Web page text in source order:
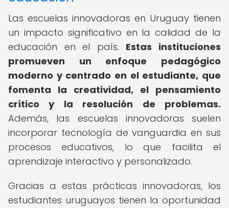
Las escuelas innovadoras en Uruguay tienen
un impacto significativo en la calidad de la
educación en el país. Estas instituciones
promueven un enfoque pedagógico
moderno y centrado en el estudiante, que
fomenta la creatividad, el pensamiento
crítico y la resolución de problemas.
Además, las escuelas innovadoras suelen
incorporar tecnología de vanguardia en sus
procesos educativos, lo que facilita el
aprendizaje interactivo y personalizado.
Gracias a estas prácticas innovadoras, los
estudiantes uruguayos tienen la oportunidad